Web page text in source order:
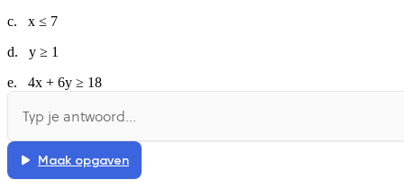
c. x ≤ 7
d. y ≥ 1
e. 4x + 6y ≥ 18
Maak opgaven